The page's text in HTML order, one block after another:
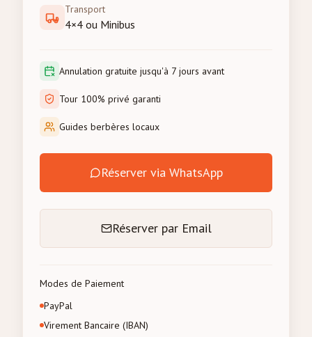
Transport
4×4 ou Minibus
Annulation gratuite jusqu'à 7 jours avant
Tour 100% privé garanti
Guides berbères locaux
Réserver via WhatsApp
Réserver par Email
Modes de Paiement
PayPal
Virement Bancaire (IBAN)